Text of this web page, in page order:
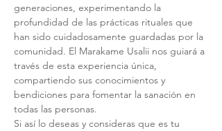
generaciones, experimentando la
profundidad de las prácticas rituales que
han sido cuidadosamente guardadas por la
comunidad. El Marakame Usalii nos guiará a
través de esta experiencia única,
compartiendo sus conocimientos y
bendiciones para fomentar la sanación en
todas las personas.
Si así lo deseas y consideras que es tu